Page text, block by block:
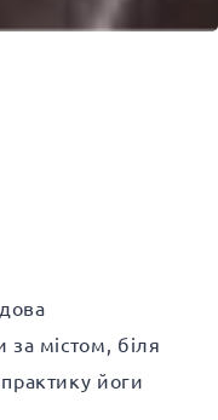
за містом, біля
йоги